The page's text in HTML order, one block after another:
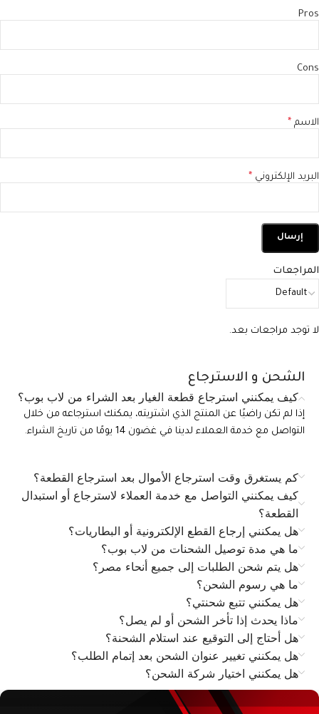
المراجعات
لا توجد مراجعات بعد.
Pros
Cons
الاسم *
البريد الإلكتروني *
الشحن و الاسترجاع
كيف يمكنني استرجاع قطعة الغيار بعد الشراء من لاب بوب؟
إذا لم تكن راضيًا عن المنتج الذي اشتريته، يمكنك استرجاعه من خلال
التواصل مع خدمة العملاء لدينا في غضون 14 يومًا من تاريخ الشراء.
كم يستغرق وقت استرجاع الأموال بعد استرجاع القطعة؟
كيف يمكنني التواصل مع خدمة العملاء لاسترجاع أو استبدال
القطعة؟
هل يمكنني إرجاع القطع الإلكترونية أو البطاريات؟
ما هي مدة توصيل الشحنات من لاب بوب؟
هل يتم شحن الطلبات إلى جميع أنحاء مصر؟
ما هي رسوم الشحن؟
هل يمكنني تتبع شحنتي؟
ماذا يحدث إذا تأخر الشحن أو لم يصل؟
هل أحتاج إلى التوقيع عند استلام الشحنة؟
هل يمكنني تغيير عنوان الشحن بعد إتمام الطلب؟
هل يمكنني اختيار شركة الشحن؟